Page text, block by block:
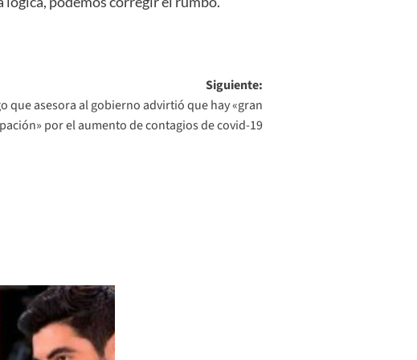
Siguiente:
que asesora al gobierno advirtió que hay «gran
por el aumento de contagios de covid-19